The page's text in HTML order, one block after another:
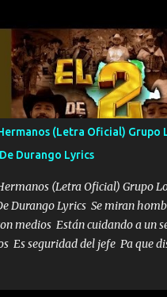
mil records de pistas no me
revistas Ya pasé Italia Japón
de 100.000 bolas Louis vuitton
la bolsa estoy en mi pic
gráficas del kitch
(Letra Oficial) Grupo
Durango Lyrics
(Letra Oficial) Grupo
Durango Lyrics Se miran
medios Están cuidando a un
Es seguridad del jefe Pa que